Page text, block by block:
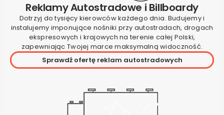
Reklamy Autostradowe i Billboardy
Dotrzyj do tysięcy kierowców każdego dnia. Budujemy i
instalujemy imponujące nośniki przy autostradach, drogach
ekspresowych i krajowych na terenie całej Polski,
zapewniając Twojej marce maksymalną widoczność.
Sprawdź ofertę reklam autostradowych